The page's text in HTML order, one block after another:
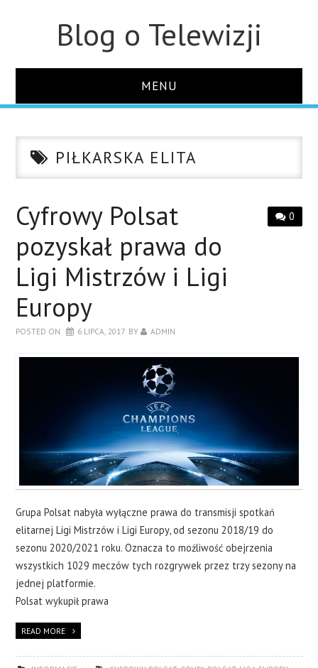
Blog o Telewizji
MENU
O STRONIEPIŁKARSKA ELITA
0
Cyfrowy Polsat
pozyskał prawa do
Ligi Mistrzów i Ligi
Europy
POSTED ON 6 LIPCA, 2017 BY ADMIN
Grupa Polsat nabyła wyłączne prawa do transmisji spotkań
elitarnej Ligi Mistrzów i Ligi Europy, od sezonu 2018/19 do
sezonu 2020/2021 roku. Oznacza to możliwość obejrzenia
wszystkich 1029 meczów tych rozgrywek przez trzy sezony na
jednej platformie.
Polsat wykupił prawa
READ MORE